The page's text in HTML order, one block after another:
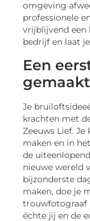
omgeving
professionele
vrijblijvend een
bedrijf en laat
Een
gemaakt
Je
krachten met
Zeeuws Lief.
maken en in
de
nieuwe wereld
bijzonderste
maken, doe je
trouwfotograaf
échte jij en de